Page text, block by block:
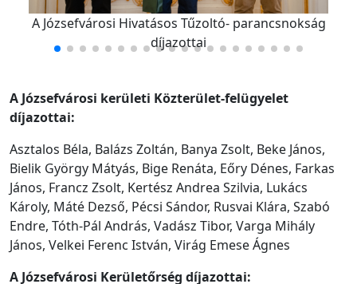
A Józsefvárosi Hivatásos Tűzoltó- parancsnokság
díjazottai
A Józsefvárosi kerületi Közterület-felügyelet
díjazottai:
Asztalos Béla, Balázs Zoltán, Banya Zsolt, Beke János,
Bielik György Mátyás, Bige Renáta, Eőry Dénes, Farkas
János, Francz Zsolt, Kertész Andrea Szilvia, Lukács
Károly, Máté Dezső, Pécsi Sándor, Rusvai Klára, Szabó
Endre, Tóth-Pál András, Vadász Tibor, Varga Mihály
János, Velkei Ferenc István, Virág Emese Ágnes
A Józsefvárosi Kerületőrség díjazottai: